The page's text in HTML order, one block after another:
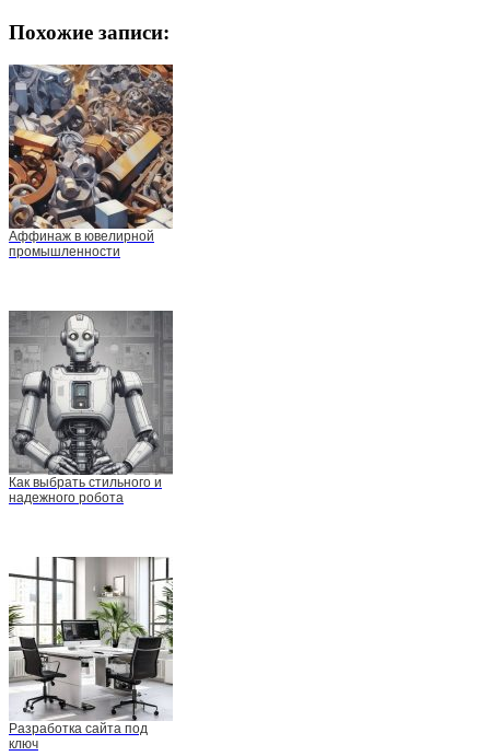
Похожие записи:
Аффинаж в ювелирной
промышленности
Как выбрать стильного и
надежного робота
Разработка сайта под
ключ